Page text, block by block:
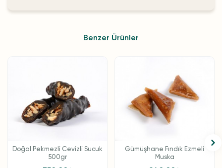
Benzer Ürünler
Doğal Pekmezli Cevizli Sucuk
500gr
Gümüşhane Fındık Ezmeli
Muska